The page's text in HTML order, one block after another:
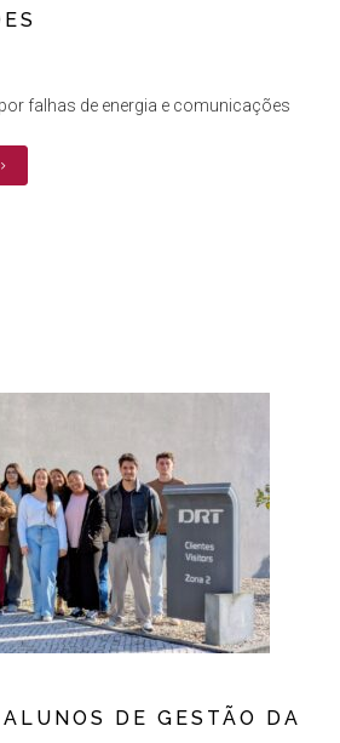
falhas de energia e comunicações
DE GESTÃO DA